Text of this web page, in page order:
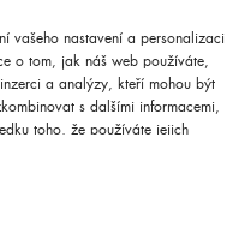
vašeho nastavení a personalizaci
o tom, jak náš web používáte,
a analýzy, kteří mohou být
s dalšími informacemi,
toho, že používáte jejich